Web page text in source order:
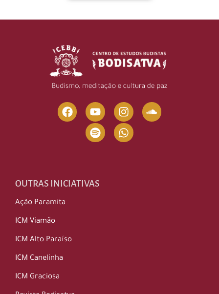
OUTRAS INICIATIVAS
Ação Paramita
ICM Viamão
ICM Alto Paraíso
ICM Canelinha
ICM Graciosa